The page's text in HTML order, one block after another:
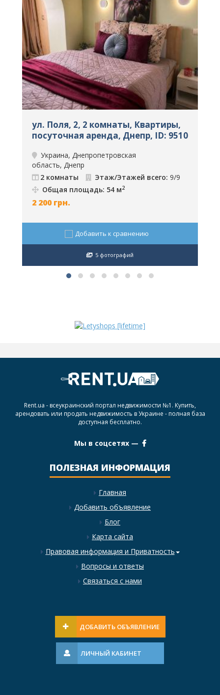
ул. Поля, 2, 2 комнаты, Квартиры,
посуточная аренда, Днепр, ID: 9510
Украина, Днепропетровская
область, Днепр
2 комнаты
Этаж/Этажей всего: 9/9
Общая площадь: 54 м2
2 200 грн.
Добавить к сравнению
5 фотографий
Rent.ua - всеукраинский портал недвижимости №1. Купить,
арендовать или продать недвижимость в Украине - полная база
доступная бесплатно.
Мы в соцсетях —
ПОЛЕЗНАЯ ИНФОРМАЦИЯ
Главная
Добавить объявление
Блог
Карта сайта
Правовая информация и Приватность
Вопросы и ответы
Связаться с нами
ДОБАВИТЬ ОБЪЯВЛЕНИЕ
ЛИЧНЫЙ КАБИНЕТ